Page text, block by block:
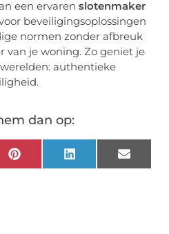
een ervaren slotenmaker
beveiligingsoplossingen
normen zonder afbreuk
van je woning. Zo geniet je
authentieke
dan op:
PinterestLinkedInEmail